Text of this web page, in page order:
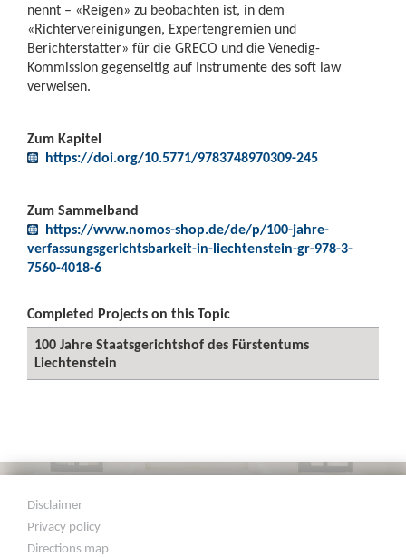
nennt – «Reigen» zu beobachten ist, in dem
«Richtervereinigungen, Expertengremien und
Berichterstatter» für die GRECO und die Venedig-
Kommission gegenseitig auf Instrumente des soft law
verweisen.
Zum Kapitel
https://doi.org/10.5771/9783748970309-245
Zum Sammelband
https://www.nomos-shop.de/de/p/100-jahre-
verfassungsgerichtsbarkeit-in-liechtenstein-gr-978-3-
7560-4018-6
Completed Projects on this Topic
100 Jahre Staatsgerichtshof des Fürstentums
Liechtenstein
Disclaimer
Privacy policy
Directions map